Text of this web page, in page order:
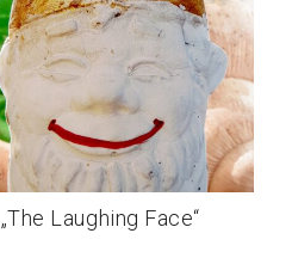
„The Laughing Face“